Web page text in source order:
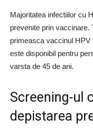
Majoritatea infectiilor cu
prevenite prin vaccinare.
primeasca vaccinul HPV
este disponibil pentru
varsta de 45 de ani.
Screening-ul
depistarea